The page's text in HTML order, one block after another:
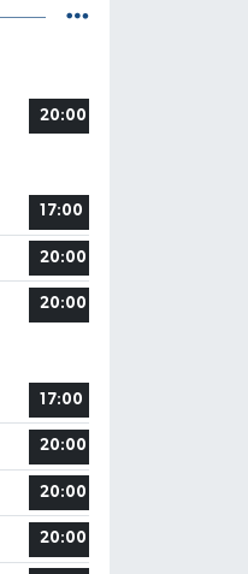
20:00
17:00
20:00
20:00
17:00
20:00
20:00
20:00